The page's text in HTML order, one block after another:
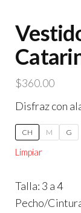
$360.00
Disfraz con
CH M G
Limpiar
Talla: 3 a 4
Pecho/